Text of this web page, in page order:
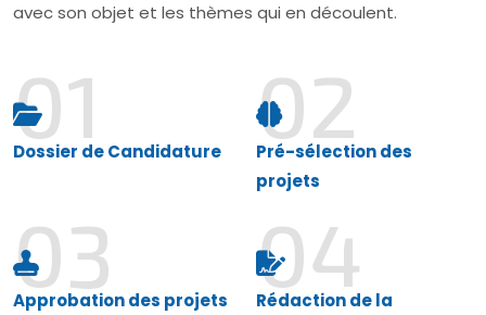
avec son objet et les thèmes qui en découlent.
01
Dossier de Candidature 02
Pré-sélection des
projets
03
Approbation des projets 04
Rédaction de la